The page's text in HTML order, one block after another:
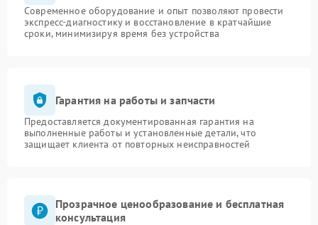
Современное оборудование и опыт позволяют провести
экспресс-диагностику и восстановление в кратчайшие
сроки, минимизируя время без устройства
Гарантия на работы и запчасти
Предоставляется документированная гарантия на
выполненные работы и установленные детали, что
защищает клиента от повторных неисправностей
Прозрачное ценообразование и бесплатная
консультация